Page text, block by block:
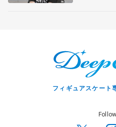
フィギュアスケート